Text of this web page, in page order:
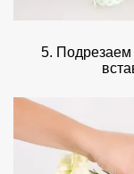
5. Подрезаем